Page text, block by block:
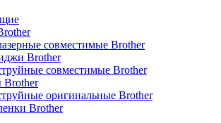
совместимые Brother
Brother
совместимые Brother
оригинальные Brother
Brother